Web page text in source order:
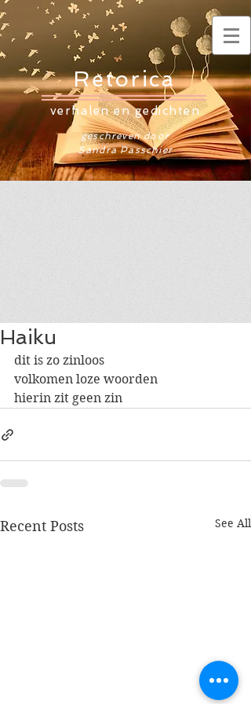
Retorica
verhalen en gedichten
geschreven door
Sandra Passchier
Haiku
dit is zo zinloos
volkomen loze woorden
hierin zit geen zin
Recent Posts See All